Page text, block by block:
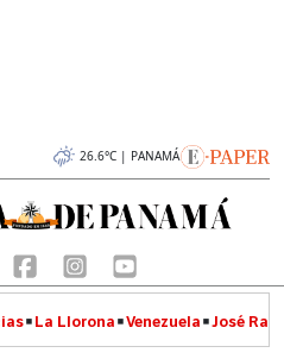
26.6°C | PANAMÁ
La Llorona Venezuela José